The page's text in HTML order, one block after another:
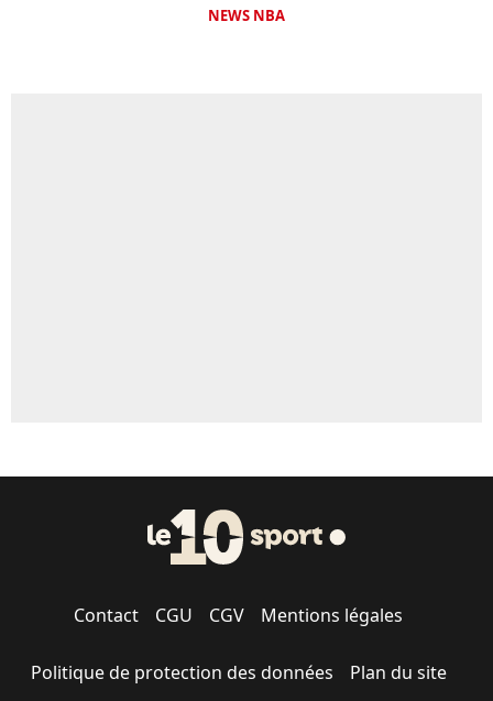
NEWS NBA
Contact CGU CGV Mentions légales
Politique de protection des données Plan du site